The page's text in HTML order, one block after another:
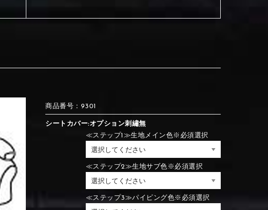
⑪Black
⑦Blue ⑧Orange
③Red
⑦Blue ⑧Orange
③Light gray
⑦Wine-red ⑧Yellow
③Light gray
商品番号：9301
シートカバー:オプション刺繡無
≪ステップ1≫生地メイン色※必須選択
≪ステップ2≫生地サブ色※必須選択
≪ステップ3≫パイピング色※必須選択